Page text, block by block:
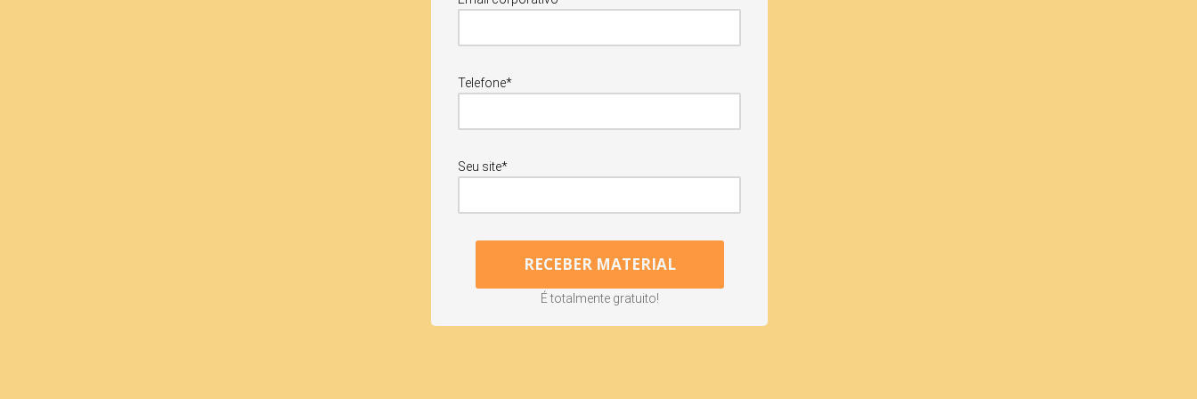
Telefone*
Seu site*
É totalmente gratuito!